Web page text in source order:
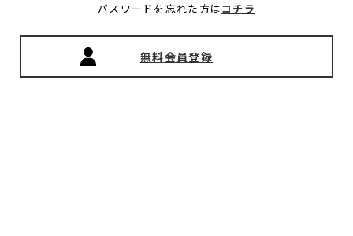
パスワードを忘れた方はコチラ
無料会員登録